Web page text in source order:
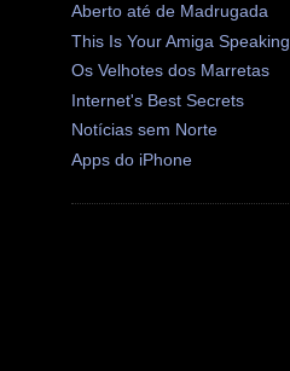
Aberto até de Madrugada
This Is Your Amiga Speaking
Os Velhotes dos Marretas
Internet's Best Secrets
Notícias sem Norte
Apps do iPhone